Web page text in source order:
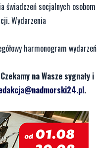
świadczeń socjalnych osobom
Wydarzenia
harmonogram wydarzeń
na Wasze sygnały i
.